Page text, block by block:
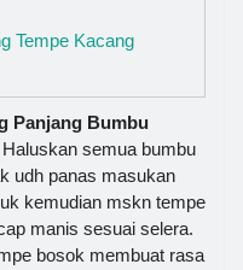
Tempe Kacang
Panjang Bumbu
Haluskan semua bumbu
udh panas masukan
kemudian mskn tempe
manis sesuai selera.
bosok membuat rasa